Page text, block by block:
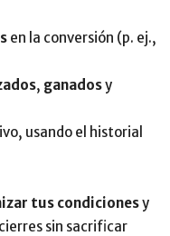
en la conversión (p. ej.,
, ganadosy
usando el historial
tus condicionesy
sin sacrificar